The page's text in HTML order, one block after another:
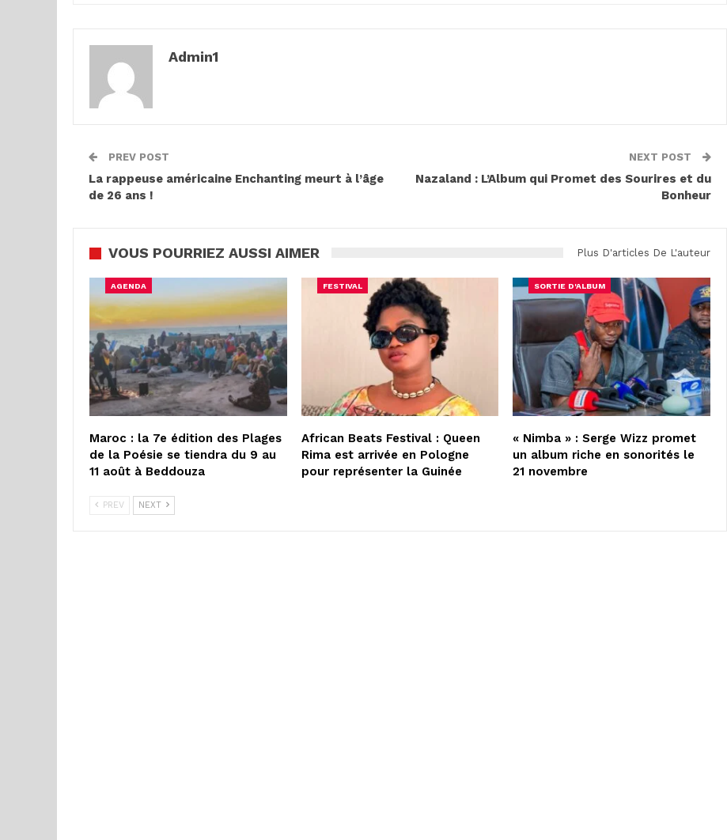
Admin1
PREV POST
La rappeuse américaine Enchanting meurt à l’âge
de 26 ans !
NEXT POST
Nazaland : L’Album qui Promet des Sourires et du
Bonheur
VOUS POURRIEZ AUSSI AIMER Plus D'articles De L'auteur
AGENDA
Maroc : la 7e édition des Plages
de la Poésie se tiendra du 9 au
11 août à Beddouza
FESTIVAL
African Beats Festival : Queen
Rima est arrivée en Pologne
pour représenter la Guinée
SORTIE D'ALBUM
« Nimba » : Serge Wizz promet
un album riche en sonorités le
21 novembre
PREV NEXT